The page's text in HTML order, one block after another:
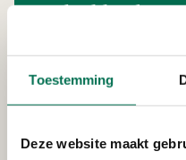
Toestemming
Deze website maakt
Ze hadden
Je mag als visser per
dan 70 cm in bezit
loods aan. Daarvan